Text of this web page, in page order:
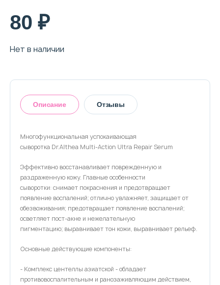
80 ₽
Нет в наличии
Описание Отзывы
Многофункциональная успокаивающая
сыворотка Dr.Althea Multi-Action Ultra Repair Serum
Эффективно восстанавливает поврежденную и
раздраженную кожу. Главные особенности
сыворотки: снимает покраснения и предотвращает
появление воспалений; отлично увлажняет, защищает от
обезвоживания; предотвращает появление воспалений;
осветляет пост-акне и нежелательную
пигментацию; выравнивает тон кожи, выравнивает рельеф.
Основные действующие компоненты:
- Комплекс центеллы азиатской - обладает
противовоспалительным и ранозаживляющим действием,